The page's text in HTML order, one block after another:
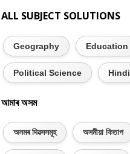
ALL SUBJECT SOLUTIONS
Geography Education
Political Science Hindi
আমাৰ অসম
অসমৰ দিৱসসমূহ অসমীয়া কিতাপ